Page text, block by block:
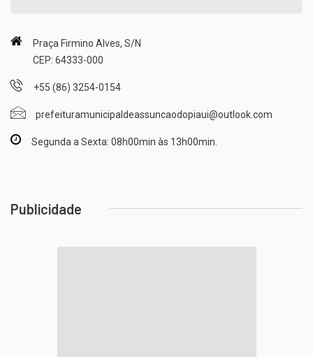
Praça Firmino Alves, S/N
CEP: 64333-000
+55 (86) 3254-0154
prefeituramunicipaldeassuncaodopiaui@outlook.com
Segunda a Sexta: 08h00min às 13h00min.
Publicidade